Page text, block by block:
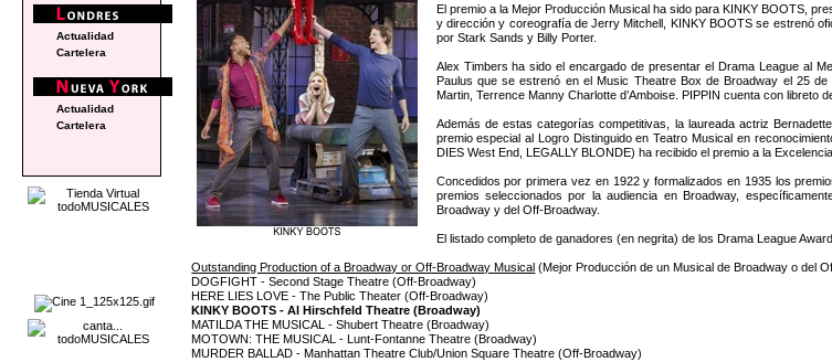
El premio a la Mejor Producción Musical ha sido para KINKY BOOTS,
y dirección y coreografía de Jerry Mitchell, KINKY BOOTS se estrenó
por Stark Sands y Billy Porter.
Alex Timbers ha sido el encargado de presentar el Drama League al
Paulus que se estrenó en el Music Theatre Box de Broadway el 25
Martin, Terrence Manny Charlotte d’Amboise. PIPPIN cuenta con
Además de estas categorías competitivas, la laureada actriz
premio especial al Logro Distinguido en Teatro Musical en
DIES West End, LEGALLY BLONDE) ha recibido el premio a la
Concedidos por primera vez en 1922 y formalizados en 1935 los
premios seleccionados por la audiencia en Broadway,
Broadway y del Off-Broadway.
El listado completo de ganadores (en negrita) de los Drama League
Outstanding Production of a Broadway or Off-Broadway Musical (Mejor Producción de un Musical de Broadway o del
DOGFIGHT - Second Stage Theatre (Off-Broadway)
HERE LIES LOVE - The Public Theater (Off-Broadway)
KINKY BOOTS - Al Hirschfeld Theatre (Broadway)
MATILDA THE MUSICAL - Shubert Theatre (Broadway)
MOTOWN: THE MUSICAL - Lunt-Fontanne Theatre (Broadway)
MURDER BALLAD - Manhattan Theatre Club/Union Square Theatre (Off-Broadway)
Actualidad
Cartelera
Actualidad
Cartelera